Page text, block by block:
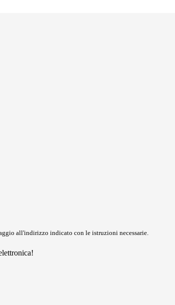
all'indirizzo indicato con le istruzioni necessarie.